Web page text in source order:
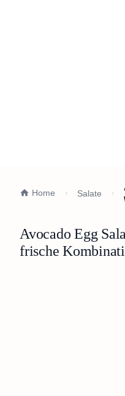
Home Salate
Avocado Egg
frische